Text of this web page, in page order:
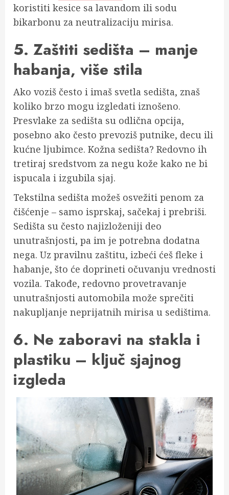
koristiti kesice sa lavandom ili sodu
bikarbonu za neutralizaciju mirisa.
5. Zaštiti sedišta – manje
habanja, više stila
Ako voziš često i imaš svetla sedišta, znaš
koliko brzo mogu izgledati iznošeno.
Presvlake za sedišta su odlična opcija,
posebno ako često prevoziš putnike, decu ili
kućne ljubimce. Kožna sedišta? Redovno ih
tretiraj sredstvom za negu kože kako ne bi
ispucala i izgubila sjaj.
Tekstilna sedišta možeš osvežiti penom za
čišćenje – samo isprskaj, sačekaj i prebriši.
Sedišta su često najizloženiji deo
unutrašnjosti, pa im je potrebna dodatna
nega. Uz pravilnu zaštitu, izbeći ćeš fleke i
habanje, što će doprineti očuvanju vrednosti
vozila. Takođe, redovno provetravanje
unutrašnjosti automobila može sprečiti
nakupljanje neprijatnih mirisa u sedištima.
6. Ne zaboravi na stakla i
plastiku – ključ sjajnog
izgleda